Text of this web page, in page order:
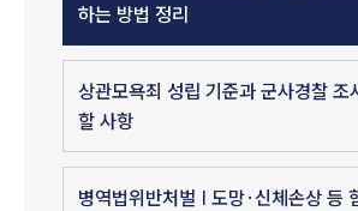
하는 방법 정리
상관모욕죄 성립 기준과 군사경찰 조
할 사항
병역법위반처벌 | 도망·신체손상 등